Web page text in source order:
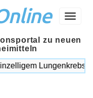
Menü
zu neuen
Lungenkrebs